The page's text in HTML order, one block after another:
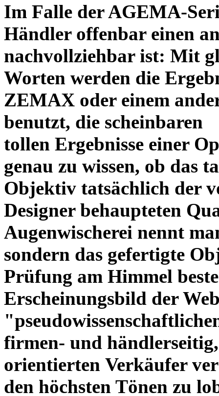
Im Falle der AGEMA-
Händler offenbar einen
nachvollziehbar ist: Mit
Worten werden die
ZEMAX oder einem
benutzt, die scheinbaren
tollen Ergebnisse einer
genau zu wissen, ob das
Objektiv tatsächlich der
Designer behaupteten
Augenwischerei nennt
sondern das gefertigte
Prüfung am Himmel
Erscheinungsbild der
firmen- und
orientierten Verkäufer
den höchsten Tönen zu